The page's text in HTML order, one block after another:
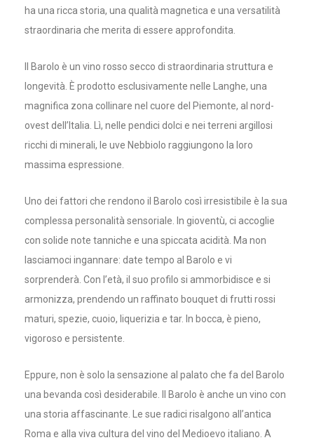
ha una ricca storia, una qualità magnetica e una versatilità
straordinaria che merita di essere approfondita.
Il Barolo è un vino rosso secco di straordinaria struttura e
longevità. È prodotto esclusivamente nelle Langhe, una
magnifica zona collinare nel cuore del Piemonte, al nord-
ovest dell’Italia. Lì, nelle pendici dolci e nei terreni argillosi
ricchi di minerali, le uve Nebbiolo raggiungono la loro
massima espressione.
Uno dei fattori che rendono il Barolo così irresistibile è la sua
complessa personalità sensoriale. In gioventù, ci accoglie
con solide note tanniche e una spiccata acidità. Ma non
lasciamoci ingannare: date tempo al Barolo e vi
sorprenderà. Con l’età, il suo profilo si ammorbidisce e si
armonizza, prendendo un raffinato bouquet di frutti rossi
maturi, spezie, cuoio, liquerizia e tar. In bocca, è pieno,
vigoroso e persistente.
Eppure, non è solo la sensazione al palato che fa del Barolo
una bevanda così desiderabile. Il Barolo è anche un vino con
una storia affascinante. Le sue radici risalgono all’antica
Roma e alla viva cultura del vino del Medioevo italiano. A